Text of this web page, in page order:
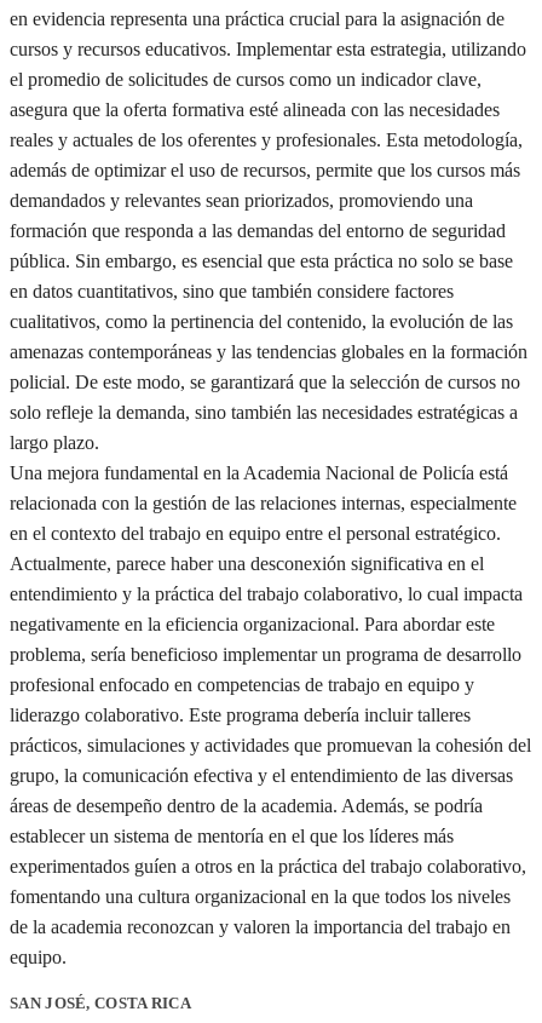
en evidencia representa una práctica crucial para la asignación de
cursos y recursos educativos. Implementar esta estrategia, utilizando
el promedio de solicitudes de cursos como un indicador clave,
asegura que la oferta formativa esté alineada con las necesidades
reales y actuales de los oferentes y profesionales. Esta metodología,
además de optimizar el uso de recursos, permite que los cursos más
demandados y relevantes sean priorizados, promoviendo una
formación que responda a las demandas del entorno de seguridad
pública. Sin embargo, es esencial que esta práctica no solo se base
en datos cuantitativos, sino que también considere factores
cualitativos, como la pertinencia del contenido, la evolución de las
amenazas contemporáneas y las tendencias globales en la formación
policial. De este modo, se garantizará que la selección de cursos no
solo refleje la demanda, sino también las necesidades estratégicas a
largo plazo.
Una mejora fundamental en la Academia Nacional de Policía está
relacionada con la gestión de las relaciones internas, especialmente
en el contexto del trabajo en equipo entre el personal estratégico.
Actualmente, parece haber una desconexión significativa en el
entendimiento y la práctica del trabajo colaborativo, lo cual impacta
negativamente en la eficiencia organizacional. Para abordar este
problema, sería beneficioso implementar un programa de desarrollo
profesional enfocado en competencias de trabajo en equipo y
liderazgo colaborativo. Este programa debería incluir talleres
prácticos, simulaciones y actividades que promuevan la cohesión del
grupo, la comunicación efectiva y el entendimiento de las diversas
áreas de desempeño dentro de la academia. Además, se podría
establecer un sistema de mentoría en el que los líderes más
experimentados guíen a otros en la práctica del trabajo colaborativo,
fomentando una cultura organizacional en la que todos los niveles
de la academia reconozcan y valoren la importancia del trabajo en
equipo.
SAN JOSÉ, COSTA RICA